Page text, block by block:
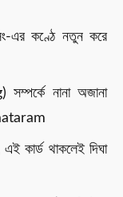
এর কণ্ঠে নতুন করে
নানা অজানা
এই কার্ড থাকলেই দিঘা